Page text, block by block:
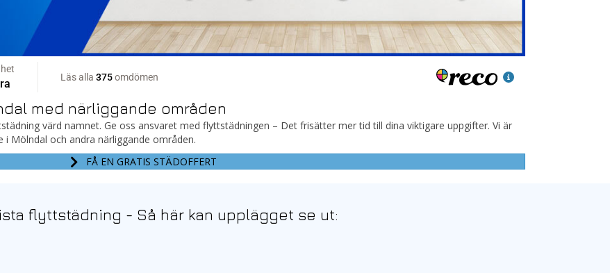
med närliggande områden
värd namnet. Ge oss ansvaret med flyttstädningen – Det frisätter mer tid till dina viktigare uppgifter. Vi är
Mölndal och andra närliggande områden.
FÅ EN GRATIS STÄDOFFERT
flyttstädning - Så här kan upplägget se ut: